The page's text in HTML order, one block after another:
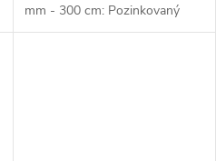
mm - 300 cm: Pozinkovaný
kulatý plotový sloupek průměru